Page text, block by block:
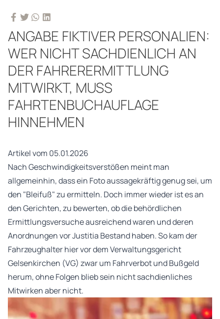
ANGABE FIKTIVER PERSONALIEN:
WER NICHT SACHDIENLICH AN
DER FAHRERERMITTLUNG
MITWIRKT, MUSS
FAHRTENBUCHAUFLAGE
HINNEHMEN
Artikel vom 05.01.2026
Nach Geschwindigkeitsverstößen meint man
allgemeinhin, dass ein Foto aussagekräftig genug sei, um
den "Bleifuß" zu ermitteln. Doch immer wieder ist es an
den Gerichten, zu bewerten, ob die behördlichen
Ermittlungsversuche ausreichend waren und deren
Anordnungen vor Justitia Bestand haben. So kam der
Fahrzeughalter hier vor dem Verwaltungsgericht
Gelsenkirchen (VG) zwar um Fahrverbot und Bußgeld
herum, ohne Folgen blieb sein nicht sachdienliches
Mitwirken aber nicht.